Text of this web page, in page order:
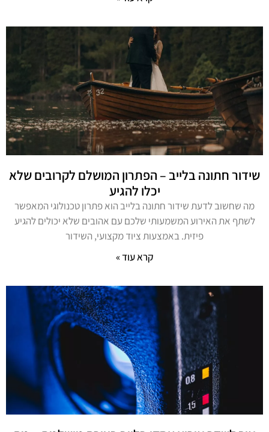
שידור חתונה בלייב – הפתרון המושלם לקרובים שלא
יכלו להגיע
מה שחשוב לדעת שידור חתונה בלייב הוא פתרון טכנולוגי המאפשר
לשתף את האירוע המשמעותי שלכם עם אהובים שלא יכולים להגיע
פיזית. באמצעות ציוד מקצועי, השידור
קרא עוד »